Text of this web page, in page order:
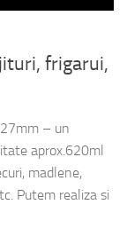
frigarui,
– un
aprox.620ml
madlene,
Putem realiza si